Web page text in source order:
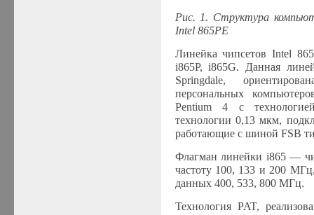
Рис. 1. Структура
Intel 865PE
Линейка чипсетов Intel
i865P, i865G. Данная
Springdale,
персональных
Pentium 4 с
технологии 0,13 мкм,
работающие с шиной FSB
Флагман линейки i865 —
частоту 100, 133 и 200 МГц,
данных 400, 533, 800 МГц.
Технология PAT,